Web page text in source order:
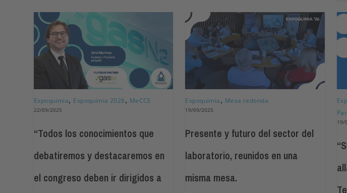
Expoquimia, Expoquimia 2026, MeCCE
22/09/2025
“Todos los conocimientos que
debatiremos y destacaremos en
el congreso deben ir dirigidos a
Expoquimia, Mesa redonda
19/09/2025
Presente y futuro del sector del
laboratorio, reunidos en una
misma mesa.
19/